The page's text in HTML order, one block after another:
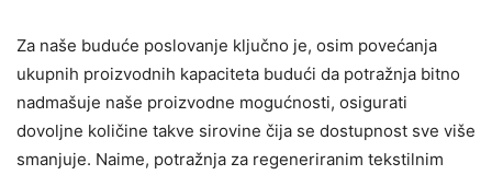
Za naše buduće poslovanje ključno je, osim povećanja
ukupnih proizvodnih kapaciteta budući da potražnja bitno
nadmašuje naše proizvodne mogućnosti, osigurati
dovoljne količine takve sirovine čija se dostupnost sve više
smanjuje. Naime, potražnja za regeneriranim tekstilnim